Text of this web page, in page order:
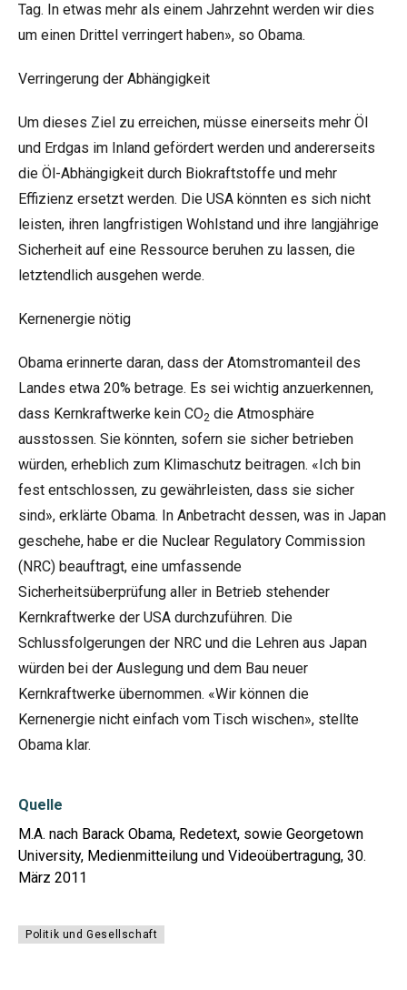
Tag. In etwas mehr als einem Jahrzehnt werden wir dies
um einen Drittel verringert haben», so Obama.
Verringerung der Abhängigkeit
Um dieses Ziel zu erreichen, müsse einerseits mehr Öl
und Erdgas im Inland gefördert werden und andererseits
die Öl-Abhängigkeit durch Biokraftstoffe und mehr
Effizienz ersetzt werden. Die USA könnten es sich nicht
leisten, ihren langfristigen Wohlstand und ihre langjährige
Sicherheit auf eine Ressource beruhen zu lassen, die
letztendlich ausgehen werde.
Kernenergie nötig
Obama erinnerte daran, dass der Atomstromanteil des
Landes etwa 20% betrage. Es sei wichtig anzuerkennen,
dass Kernkraftwerke kein CO2 die Atmosphäre
ausstossen. Sie könnten, sofern sie sicher betrieben
würden, erheblich zum Klimaschutz beitragen. «Ich bin
fest entschlossen, zu gewährleisten, dass sie sicher
sind», erklärte Obama. In Anbetracht dessen, was in Japan
geschehe, habe er die Nuclear Regulatory Commission
(NRC) beauftragt, eine umfassende
Sicherheitsüberprüfung aller in Betrieb stehender
Kernkraftwerke der USA durchzuführen. Die
Schlussfolgerungen der NRC und die Lehren aus Japan
würden bei der Auslegung und dem Bau neuer
Kernkraftwerke übernommen. «Wir können die
Kernenergie nicht einfach vom Tisch wischen», stellte
Obama klar.
Quelle
M.A. nach Barack Obama, Redetext, sowie Georgetown
University, Medienmitteilung und Videoübertragung, 30.
März 2011
Politik und Gesellschaft